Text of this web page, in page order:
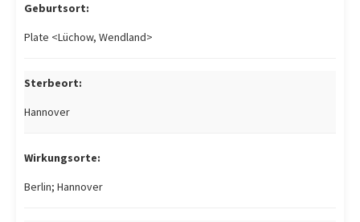
Geburtsort:
Plate <Lüchow, Wendland>
Sterbeort:
Hannover
Wirkungsorte:
Berlin; Hannover